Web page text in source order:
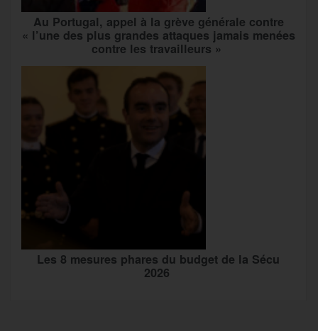
Au Portugal, appel à la grève générale contre
« l’une des plus grandes attaques jamais menées
contre les travailleurs »
Les 8 mesures phares du budget de la Sécu
2026